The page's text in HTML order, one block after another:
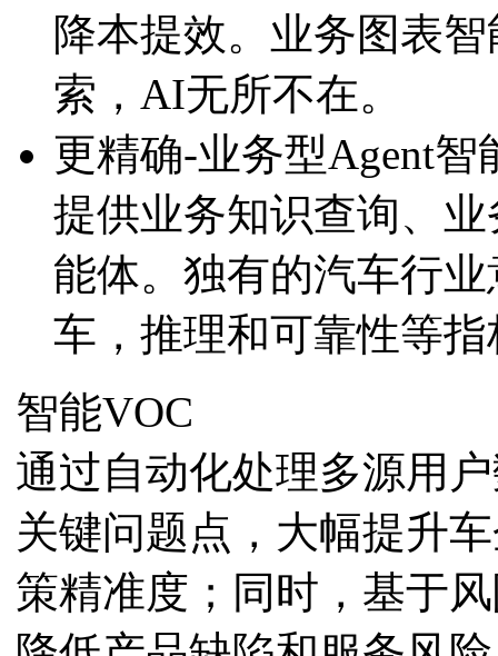
降本提效。业务图表智能
索，AI无所不在。
更精确-业务型Agent智
提供业务知识查询
能体。独有的汽车行业
车，推理和可靠性
智能VOC
通过自动化处理多源用户数
关键问题点，大幅提
策精准度；同时，基于